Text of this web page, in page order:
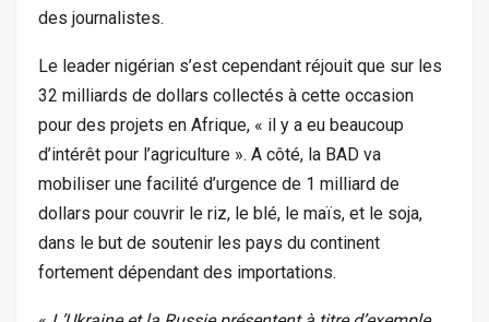
des journalistes.
Le leader nigérian s’est cependant réjouit que sur les
32 milliards de dollars collectés à cette occasion
pour des projets en Afrique, « il y a eu beaucoup
d’intérêt pour l’agriculture ». A côté, la BAD va
mobiliser une facilité d’urgence de 1 milliard de
dollars pour couvrir le riz, le blé, le maïs, et le soja,
dans le but de soutenir les pays du continent
fortement dépendant des importations.